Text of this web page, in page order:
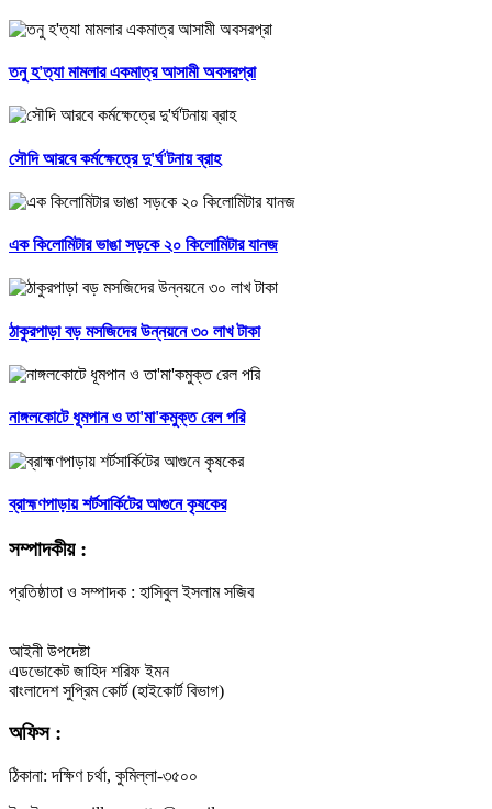
তনু হ'ত্যা মামলার একমাত্র আসামী অবসরপ্রা
সৌদি আরবে কর্মক্ষেত্রে দু'র্ঘ'টনায় ব্রাহ
এক কিলোমিটার ভাঙা সড়কে ২০ কিলোমিটার যানজ
ঠাকুরপাড়া বড় মসজিদের উন্নয়নে ৩০ লাখ টাকা
নাঙ্গলকোটে ধূমপান ও তা'মা'কমুক্ত রেল পরি
ব্রাহ্মণপাড়ায় শর্টসার্কিটের আগুনে কৃষকের
সম্পাদকীয় :
প্রতিষ্ঠাতা ও সম্পাদক : হাসিবুল ইসলাম সজিব
আইনী উপদেষ্টা
এডভোকেট জাহিদ শরিফ ইমন
বাংলাদেশ সুপ্রিম কোর্ট (হাইকোর্ট বিভাগ)
অফিস :
ঠিকানা: দক্ষিণ চর্থা, কুমিল্লা-৩৫০০